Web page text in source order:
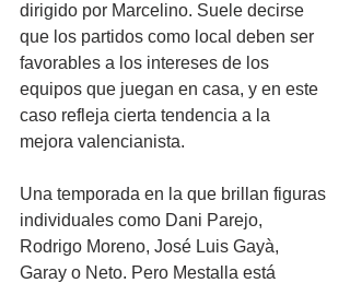
dirigido por Marcelino. Suele decirse
que los partidos como local deben ser
favorables a los intereses de los
equipos que juegan en casa, y en este
caso refleja cierta tendencia a la
mejora valencianista.
Una temporada en la que brillan figuras
individuales como Dani Parejo,
Rodrigo Moreno, José Luis Gayà,
Garay o Neto. Pero Mestalla está